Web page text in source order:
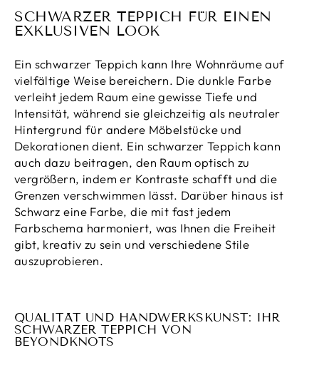
SCHWARZER TEPPICH FÜR EINEN
EXKLUSIVEN LOOK
Ein schwarzer Teppich kann Ihre Wohnräume auf
vielfältige Weise bereichern. Die dunkle Farbe
verleiht jedem Raum eine gewisse Tiefe und
Intensität, während sie gleichzeitig als neutraler
Hintergrund für andere Möbelstücke und
Dekorationen dient. Ein schwarzer Teppich kann
auch dazu beitragen, den Raum optisch zu
vergrößern, indem er Kontraste schafft und die
Grenzen verschwimmen lässt. Darüber hinaus ist
Schwarz eine Farbe, die mit fast jedem
Farbschema harmoniert, was Ihnen die Freiheit
gibt, kreativ zu sein und verschiedene Stile
auszuprobieren.
QUALITÄT UND HANDWERKSKUNST: IHR
SCHWARZER TEPPICH VON
BEYONDKNOTS